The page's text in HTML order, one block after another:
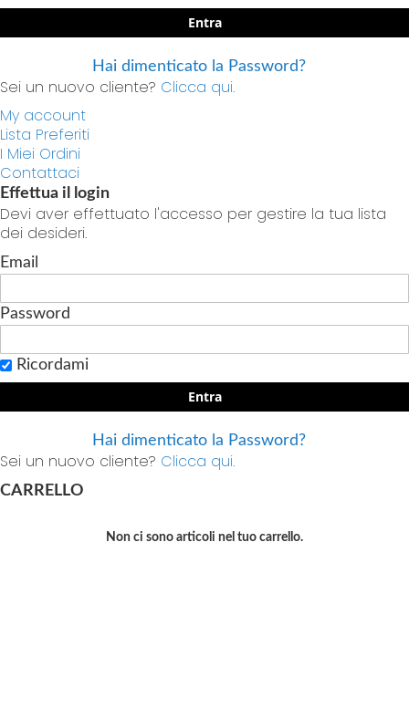
Entra
Hai dimenticato la Password?
Sei un nuovo cliente? Clicca qui.
My account
Lista Preferiti
I Miei Ordini
Contattaci
Effettua il login
Devi aver effettuato l'accesso per gestire la tua lista
dei desideri.
Email
Password
Ricordami
Entra
Hai dimenticato la Password?
Sei un nuovo cliente? Clicca qui.
CARRELLO
Non ci sono articoli nel tuo carrello.